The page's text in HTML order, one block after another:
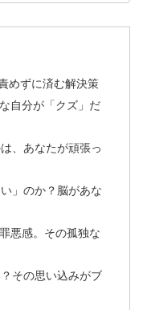
めずに済む解決策
自分が「クズ」だ
、あなたが頑張っ
」のか？脳があな
悪感。その孤独な
その思い込みがブ